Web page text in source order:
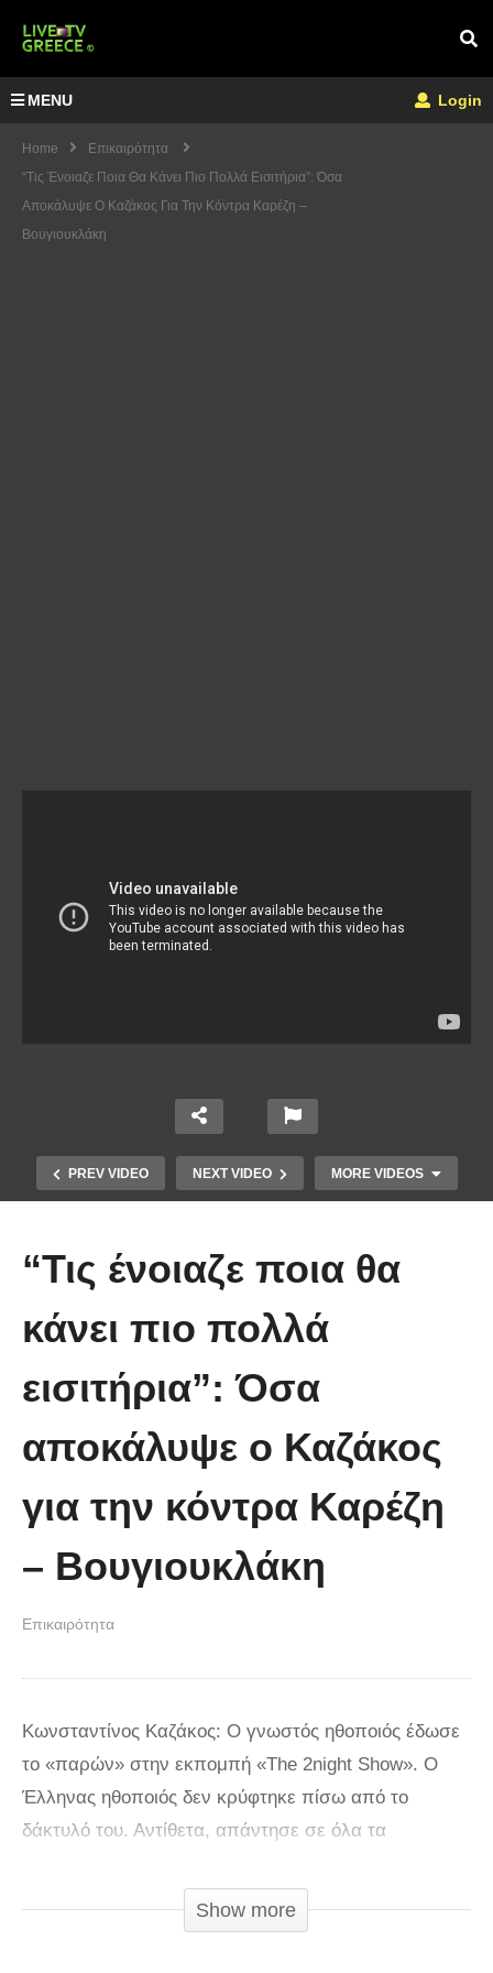
MENU Login
Home
Επικαιρότητα
“Τις Ένοιαζε Ποια Θα Κάνει Πιο Πολλά Εισιτήρια”: Όσα
Αποκάλυψε Ο Καζάκος Για Την Κόντρα Καρέζη –
Βουγιουκλάκη
PREV VIDEO NEXT VIDEO MORE VIDEOS
πρώτη στιγμή και συγκίνησε το
νοηματική με ένα μικρό κορίτσι
“Τις ένοιαζε ποια θα
κάνει πιο πολλά
εισιτήρια”: Όσα
αποκάλυψε ο Καζάκος
για την κόντρα Καρέζη
– Βουγιουκλάκη
Επικαιρότητα
Κωνσταντίνος Καζάκος: Ο γνωστός ηθοποιός έδωσε
το «παρών» στην εκπομπή «The 2night Show». Ο
Έλληνας ηθοποιός δεν κρύφτηκε πίσω από το
δάκτυλό του. Αντίθετα, απάντησε σε όλα τα
Γρηγόρης Αρναούτογλου. Αναλυτικότερα, σε όσα
αναφέρθηκε: Κωνσταντίνος Καζάκος: Οι απαντήσεις
Show more